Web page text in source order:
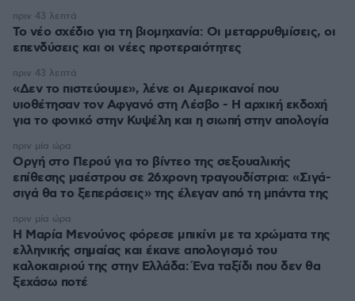
Το νέο σχέδιο για τη βιομηχανία: Οι μεταρρυθμίσεις, οι
επενδύσεις και οι νέες προτεραιότητες
πριν 43 λεπτά
«Δεν το πιστεύουμε», λένε οι Αμερικανοί που
υιοθέτησαν τον Αφγανό στη Λέσβο - Η αρχική εκδοχή
για το φονικό στην Κυψέλη και η σιωπή στην απολογία
πριν 43 λεπτά
Οργή στο Περού για το βίντεο της σεξουαλικής
επίθεσης μαέστρου σε 26χρονη τραγουδίστρια: «Σιγά-
σιγά θα το ξεπεράσεις» της έλεγαν από τη μπάντα της
πριν μία ώρα
Η Μαρία Μενούνος φόρεσε μπικίνι με τα χρώματα της
ελληνικής σημαίας και έκανε απολογισμό του
καλοκαιριού της στην Ελλάδα: Ένα ταξίδι που δεν θα
ξεχάσω ποτέ
πριν μία ώρα